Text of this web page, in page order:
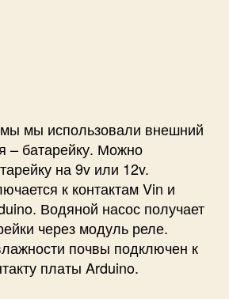
мы использовали внешний
– батарейку. Можно
на 9v или 12v.
к контактам Vin и
Водяной насос получает
через модуль реле.
почвы подключен к
платы Arduino.